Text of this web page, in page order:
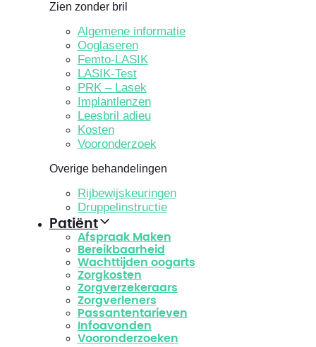
Zien zonder bril
Algemene informatie
Ooglaseren
Femto-LASIK
LASIK-Test
PRK – Lasek
Implantlenzen
Leesbril adieu
Kosten
Vooronderzoek
Overige behandelingen
Rijbewijskeuringen
Druppelinstructie
Patiënt
Afspraak Maken
Bereikbaarheid
Wachttijden oogarts
Zorgkosten
Zorgverzekeraars
Zorgverleners
Passantentarieven
Infoavonden
Vooronderzoeken